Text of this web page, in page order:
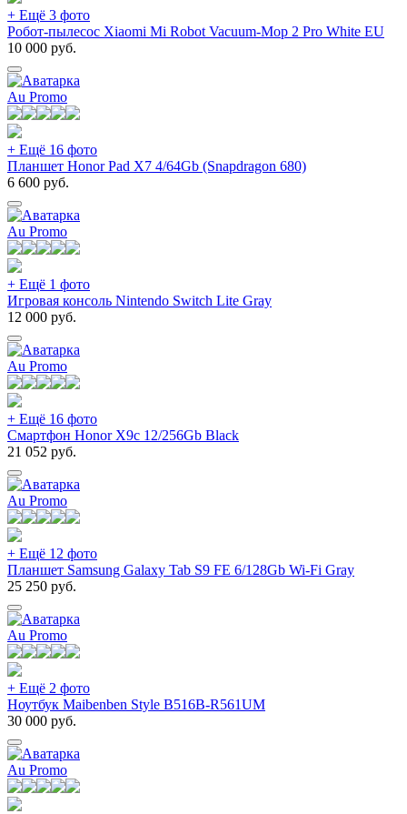
+ Ещё 3 фото
Робот-пылесос Xiaomi Mi Robot Vacuum-Mop 2 Pro White EU
10 000 руб.
Au Promo
+ Ещё 16 фото
Планшет Honor Pad X7 4/64Gb (Snapdragon 680)
6 600 руб.
Au Promo
+ Ещё 1 фото
Игровая консоль Nintendo Switch Lite Gray
12 000 руб.
Au Promo
+ Ещё 16 фото
Смартфон Honor X9c 12/256Gb Black
21 052 руб.
Au Promo
+ Ещё 12 фото
Планшет Samsung Galaxy Tab S9 FE 6/128Gb Wi-Fi Gray
25 250 руб.
Au Promo
+ Ещё 2 фото
Ноутбук Maibenben Style B516B-R561UM
30 000 руб.
Au Promo